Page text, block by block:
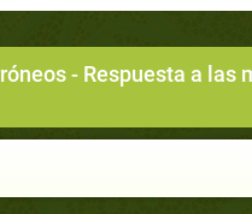
- Respuesta a las